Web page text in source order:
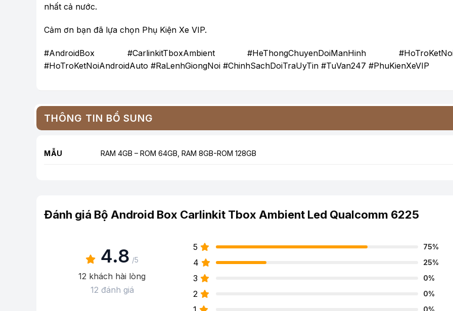
nhất cả nước.
Cảm ơn bạn đã lựa chọn Phụ Kiện Xe VIP.
#AndroidBox #CarlinkitTboxAmbient #HeThongChuyenDoiManHinh
#HoTroKetNoiAndroidAuto #RaLenhGiongNoi #ChinhSachDoiTraUyTin #TuVan247 #PhuKienXeVIP
THÔNG TIN BỔ SUNG
MẪU RAM 4GB – ROM 64GB, RAM 8GB-ROM 128GB
Đánh giá Bộ Android Box Carlinkit Tbox Ambient Led Qualcomm 6225
4.8 /5
12 khách hài lòng
12 đánh giá
5 75%
4 25%
3 0%
2 0%
0%